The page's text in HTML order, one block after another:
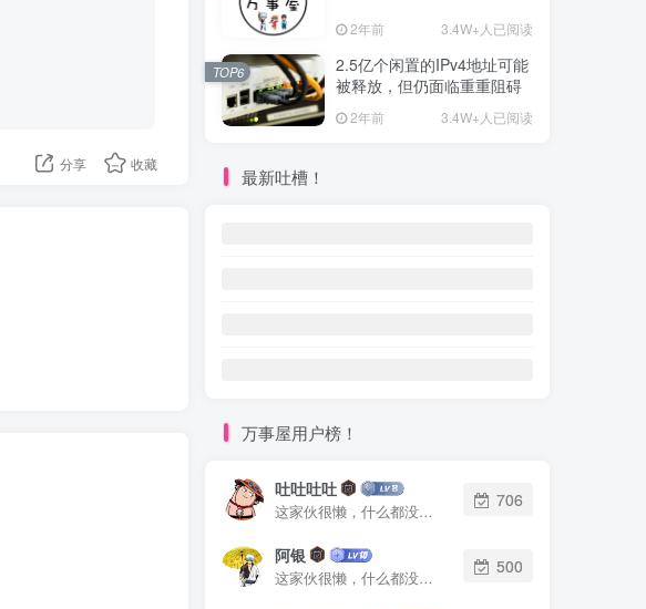
分享 收藏
2年前 3.4W+人已阅读
2.5亿个闲置的IPv4地址可能
被释放，但仍面临重重阻碍
2年前 3.4W+人已阅读
TOP6
最新吐槽！
万事屋用户榜！
吐吐吐吐
这家伙很懒，什么都没有写...
706
阿银
这家伙很懒，什么都没有写...
500